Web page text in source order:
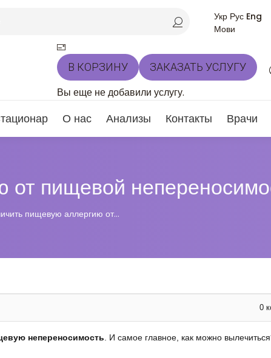
Укр Рус Eng
Мови
В КОРЗИНУ ЗАКАЗАТЬ УСЛУГУ
Вы еще не добавили услугу.
О нас Анализы Контакты Врачи
от пищевой
пищевую аллергию от…
0
непереносимость. И самое главное, как можно